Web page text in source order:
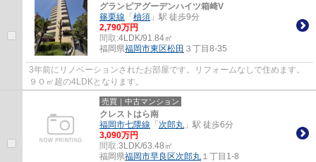
グランピアグーデンハイツ箱崎V
篠栗線 「 柚須 」駅 徒歩9分
2,790万円
間取:4LDK/91.84㎡
福岡県福岡市東区松田 ３丁目8-35
3年前にリノベーションされたお部屋です。リフォームなしで住めます。
９０㎡超の4LDKとなります。
売買｜中古マンション
クレストはら南
福岡市七隈線 「 次郎丸 」駅 徒歩6分
3,090万円
間取:3LDK/63.48㎡
福岡県福岡市早良区次郎丸 １丁目1-8